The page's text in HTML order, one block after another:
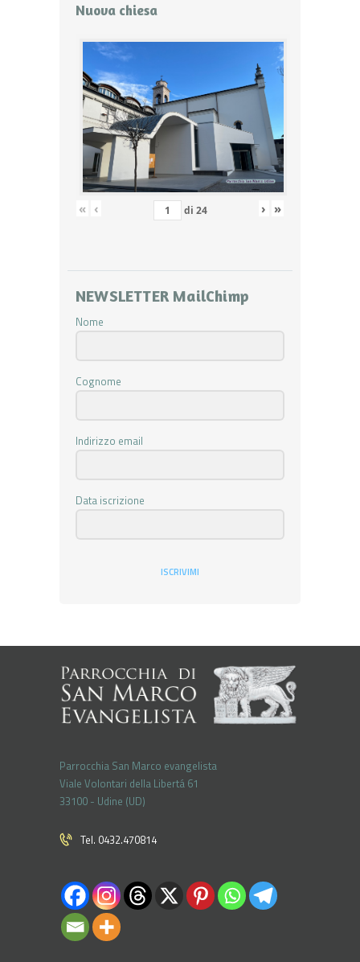
Nuova chiesa
« ‹ di 24 › »
NEWSLETTER MailChimp
Nome
Cognome
Indirizzo email
Data iscrizione
ISCRIVIMI
Parrocchia San Marco evangelista
Viale Volontari della Libertá 61
33100 - Udine (UD)
Tel. 0432.470814